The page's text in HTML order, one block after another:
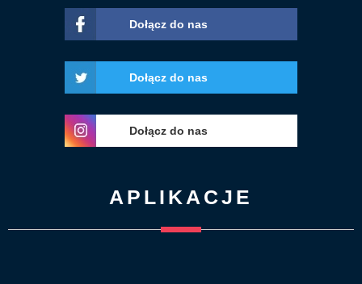
Dołącz do nas
Dołącz do nas
Dołącz do nas
APLIKACJE